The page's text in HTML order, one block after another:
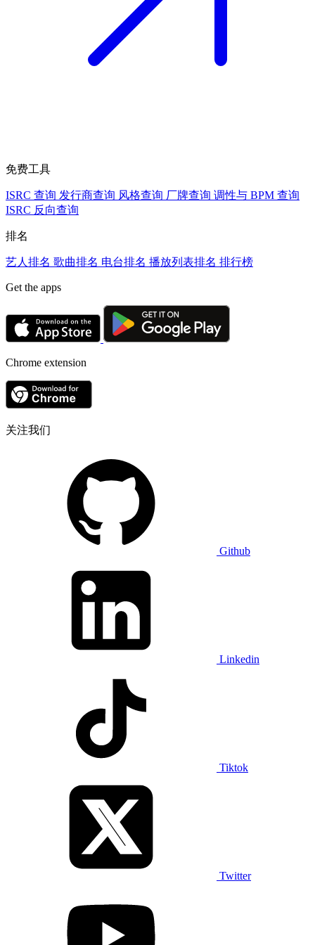
免费工具
ISRC 查询 发行商查询 风格查询 厂牌查询 调性与 BPM 查询
ISRC 反向查询
排名
艺人排名 歌曲排名 电台排名 播放列表排名 排行榜
Get the apps
Chrome extension
关注我们
Github
Linkedin
Tiktok
Twitter